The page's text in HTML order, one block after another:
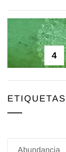
4
ETIQUETAS
Abundancia